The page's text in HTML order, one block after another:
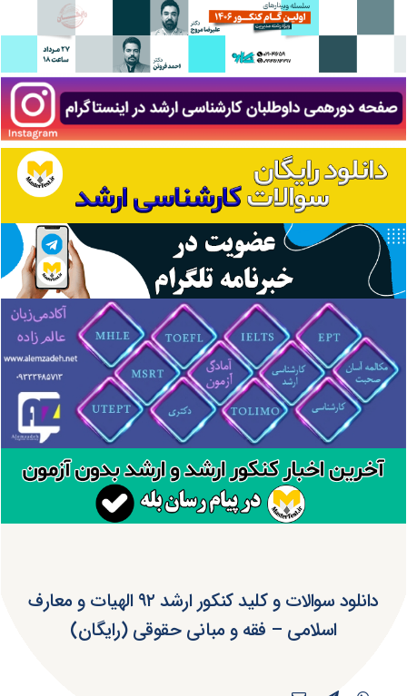
دانلود سوالات و کلید کنکور ارشد ۹۲ الهیات و معارف
اسلامی – فقه و مبانی حقوقی (رایگان)